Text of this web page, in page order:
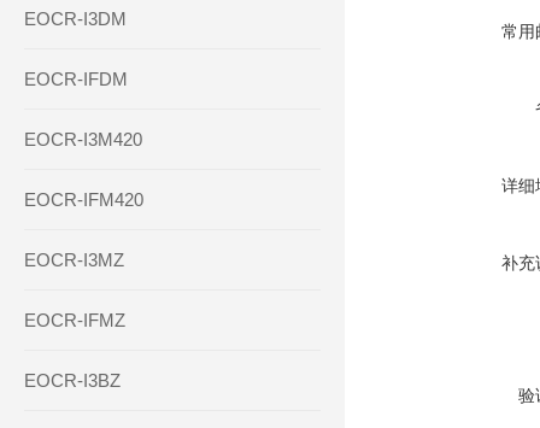
EOCR-I3DM
EOCR-IFDM
EOCR-I3M420
EOCR-IFM420
EOCR-I3MZ
EOCR-IFMZ
EOCR-I3BZ
常用
详细
补充
验